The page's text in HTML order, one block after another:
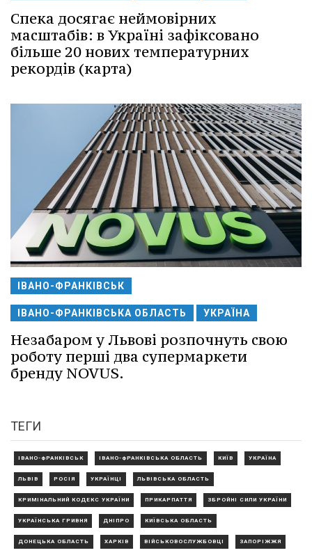
Спека досягає неймовірних
масштабів: в Україні зафіксовано
більше 20 нових температурних
рекордів (карта)
ІВАНО-ФРАНКІВСЬК
ІВАНО-ФРАНКІВСЬКА ОБЛАСТЬ УКРАЇНА
Незабаром у Львові розпочнуть свою
роботу перші два супермаркети
бренду NOVUS.
ТЕГИ
ІВАНО-ФРАНКІВСЬК ІВАНО-ФРАНКІВСЬКА ОБЛАСТЬ КИЇВ УКРАЇНА
ЛЬВІВ РОСІЯ УКРАЇНЦІ ЛЬВІВСЬКА ОБЛАСТЬ
КРИМІНАЛЬНИЙ КОДЕКС УКРАЇНИ ПРИКАРПАТТЯ ЗБРОЙНІ СИЛИ УКРАЇНИ
УКРАЇНСЬКА ГРИВНЯ ДНІПРО КИЇВСЬКА ОБЛАСТЬ
ДОНЕЦЬКА ОБЛАСТЬ ХАРКІВ ВІЙСЬКОВОСЛУЖБОВЦІ ЗАПОРІЖЖЯ